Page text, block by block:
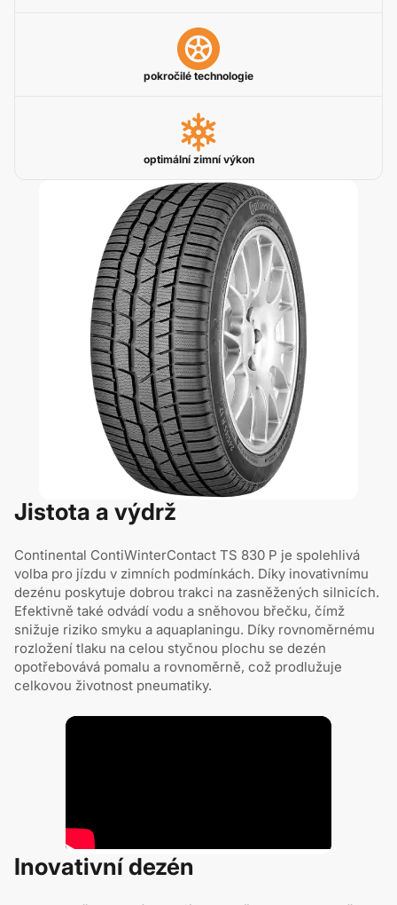
pokročilé technologie
optimální zimní výkon
Jistota a výdrž
Continental ContiWinterContact TS 830 P je spolehlivá
volba pro jízdu v zimních podmínkách. Díky inovativnímu
dezénu poskytuje dobrou trakci na zasněžených silnicích.
Efektivně také odvádí vodu a sněhovou břečku, čímž
snižuje riziko smyku a aquaplaningu. Díky rovnoměrnému
rozložení tlaku na celou styčnou plochu se dezén
opotřebovává pomalu a rovnoměrně, což prodlužuje
celkovou životnost pneumatiky.
Inovativní dezén